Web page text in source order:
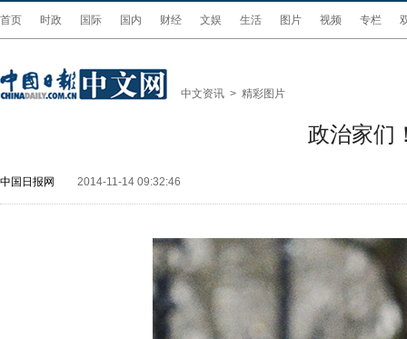
首页 时政 国际 国内 财经 文娱 生活 图片 视频 专栏
中文资讯 > 精彩图片
政治家们
中国日报网 2014-11-14 09:32:46